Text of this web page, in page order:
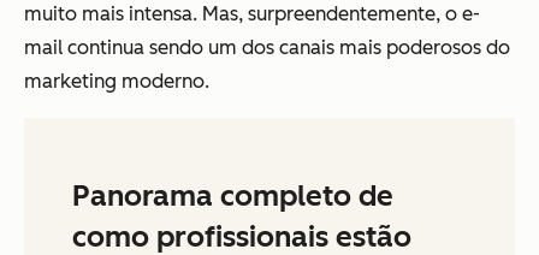
muito mais intensa. Mas, surpreendentemente, o e-
mail continua sendo um dos canais mais poderosos do
marketing moderno.
Panorama completo de
como profissionais estão